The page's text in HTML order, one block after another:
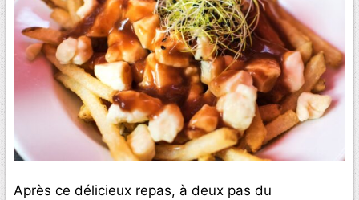
Après ce délicieux repas, à deux pas du